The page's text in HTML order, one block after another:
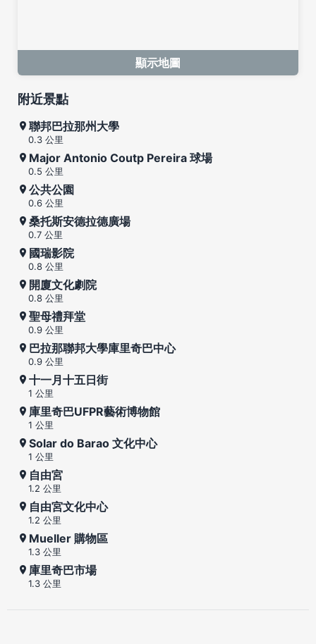
顯示地圖
附近景點
聯邦巴拉那州大學
0.3 公里
Major Antonio Coutp Pereira 球場
0.5 公里
公共公園
0.6 公里
桑托斯安德拉德廣場
0.7 公里
國瑞影院
0.8 公里
開廈文化劇院
0.8 公里
聖母禮拜堂
0.9 公里
巴拉那聯邦大學庫里奇巴中心
0.9 公里
十一月十五日街
1 公里
庫里奇巴UFPR藝術博物館
1 公里
Solar do Barao 文化中心
1 公里
自由宮
1.2 公里
自由宮文化中心
1.2 公里
Mueller 購物區
1.3 公里
庫里奇巴市場
1.3 公里